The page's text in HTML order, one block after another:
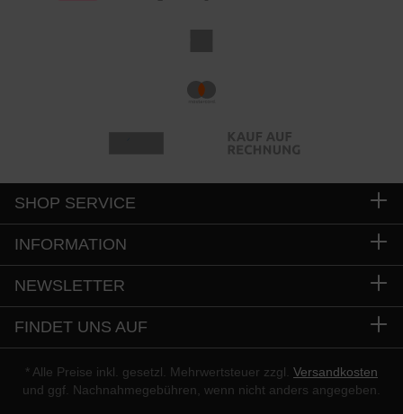
SHOP SERVICE
INFORMATION
NEWSLETTER
FINDET UNS AUF
* Alle Preise inkl. gesetzl. Mehrwertsteuer zzgl. Versandkosten
und ggf. Nachnahmegebühren, wenn nicht anders angegeben.